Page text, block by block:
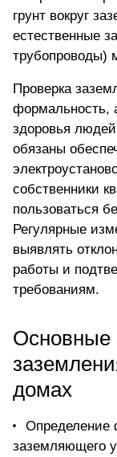
грунт вокруг
естественные
трубопроводы)
Проверка
формальность,
здоровья
обязаны
собственники
пользоваться
Регулярные
выявлять
работы и
требованиям.
Основные
домах
Определение
заземляющего